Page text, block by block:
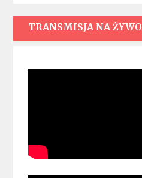
TRANSMISJA NA ŻYWO